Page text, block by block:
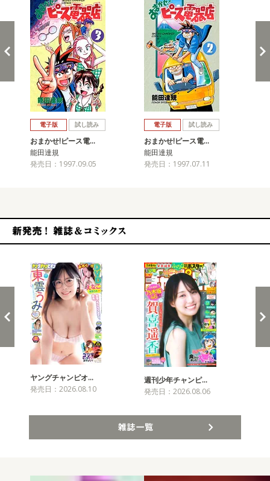
電子版 試し読み
おまかせ!ピース電…
能田達規
発売日：1997.09.05
電子版 試し読み
おまかせ!ピース電…
能田達規
発売日：1997.07.11
ヤングチャンピオ…
発売日：2026.08.10
週刊少年チャンピ…
発売日：2026.08.06